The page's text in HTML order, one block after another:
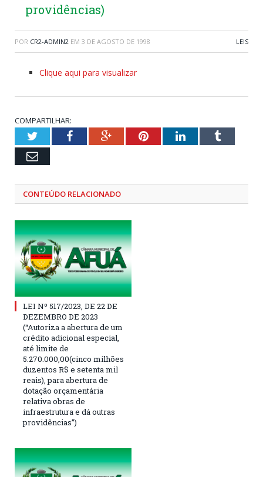
providências)
POR CR2-ADMIN2 EM 3 DE AGOSTO DE 1998 LEIS
Clique aqui para visualizar
COMPARTILHAR:
TwitterFacebookGoogle+PinterestLinkedInTumblr
Email
CONTEÚDO RELACIONADO
LEI Nº 517/2023, DE 22 DE
DEZEMBRO DE 2023
(“Autoriza a abertura de um
crédito adicional especial,
até limite de
5.270.000,00(cinco milhões
duzentos R$ e setenta mil
reais), para abertura de
dotação orçamentária
relativa obras de
infraestrutura e dá outras
providências”)